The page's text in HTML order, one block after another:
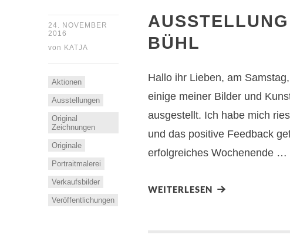
24. NOVEMBER
2016
von KATJA
Aktionen
Ausstellungen
Original
Zeichnungen
Originale
Portraitmalerei
Verkaufsbilder
Veröffentlichungen
BÜHL
Hallo ihr Lieben, am
einige meiner Bilder und
ausgestellt. Ich habe mich
und das positive Feedback
erfolgreiches Wochenende …
WEITERLESEN